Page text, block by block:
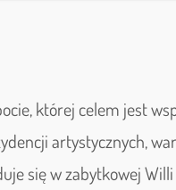
której celem jest
artystycznych,
się w zabytkowej